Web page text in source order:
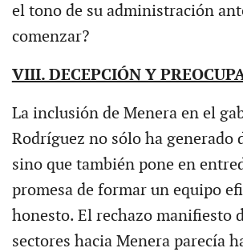
el tono de su administración
comenzar?
VIII. DECEPCIÓN Y
La inclusión de Menera en el
Rodríguez no sólo ha generado
sino que también pone en
promesa de formar un equipo
honesto. El rechazo manifiesto
sectores hacia Menera parecía